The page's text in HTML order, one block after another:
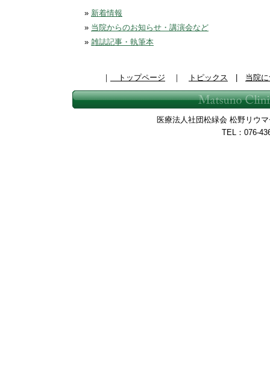
» 新着情報
» 当院からのお知らせ・講演会など
» 雑誌記事・執筆本
｜ トップページ ｜ トピックス 当院
医療法人社団松緑会 松野リウ
TEL：076-